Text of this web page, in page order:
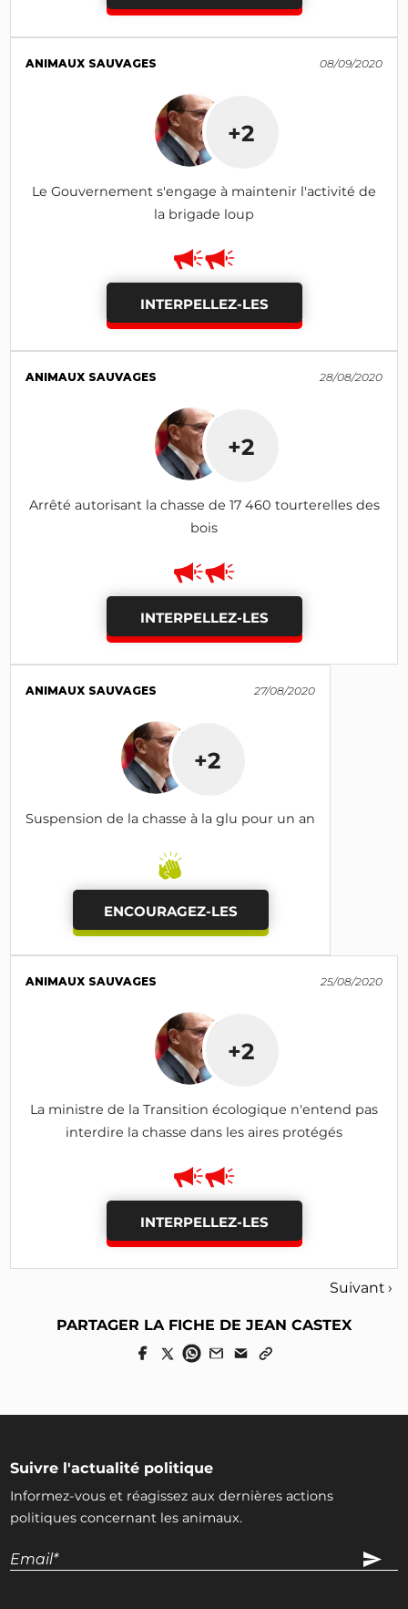
ANIMAUX SAUVAGES 08/09/2020
+2
Le Gouvernement s'engage à maintenir l'activité de
la brigade loup
INTERPELLEZ-LES
ANIMAUX SAUVAGES 28/08/2020
+2
Arrêté autorisant la chasse de 17 460 tourterelles des
bois
INTERPELLEZ-LES
ANIMAUX SAUVAGES 27/08/2020
+2
Suspension de la chasse à la glu pour un an
ENCOURAGEZ-LES
ANIMAUX SAUVAGES 25/08/2020
+2
La ministre de la Transition écologique n'entend pas
interdire la chasse dans les aires protégés
INTERPELLEZ-LES
Suivant ›
PARTAGER LA FICHE DE JEAN CASTEX
Suivre l'actualité politique
Informez-vous et réagissez aux dernières actions
politiques concernant les animaux.